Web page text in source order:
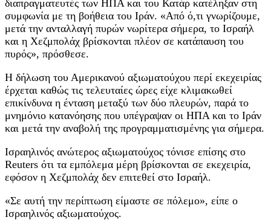
διαπραγματευτές των ΗΠΑ και του Κατάρ κατέληξαν στη
συμφωνία με τη βοήθεια του Ιράν. «Από ό,τι γνωρίζουμε,
μετά την ανταλλαγή πυρών νωρίτερα σήμερα, το Ισραήλ
και η Χεζμπολάχ βρίσκονται πλέον σε κατάπαυση του
πυρός», πρόσθεσε.
Η δήλωση του Αμερικανού αξιωματούχου περί εκεχειρίας
έρχεται καθώς τις τελευταίες ώρες είχε κλιμακωθεί
επικίνδυνα η ένταση μεταξύ των δύο πλευρών, παρά το
μνημόνιο κατανόησης που υπέγραψαν οι ΗΠΑ και το Ιράν
και μετά την αναβολή της προγραμματισμένης για σήμερα.
Ισραηλινός ανώτερος αξιωματούχος τόνισε επίσης στο
Reuters ότι τα εμπόλεμα μέρη βρίσκονται σε εκεχειρία,
εφόσον η Χεζμπολάχ δεν επιτεθεί στο Ισραήλ.
«Σε αυτή την περίπτωση είμαστε σε πόλεμο», είπε ο
Ισραηλινός αξιωματούχος.